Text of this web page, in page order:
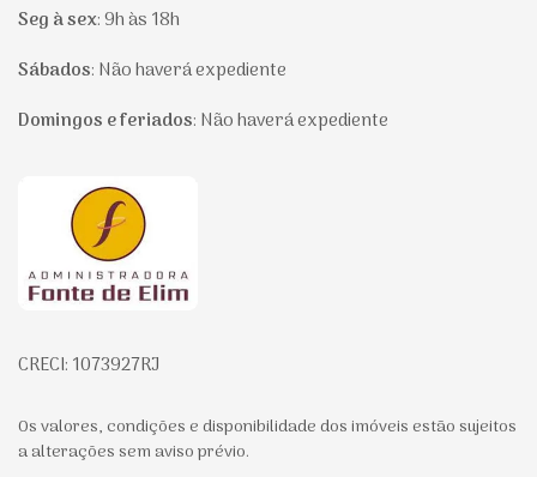
Seg à sex:9h às 18h
Sábados: Não haverá expediente
Domingos e feriados: Não haverá expediente
Página inicial
CRECI: 1073927RJ
Os valores, condições e disponibilidade dos imóveis estão sujeitos
a alterações sem aviso prévio.